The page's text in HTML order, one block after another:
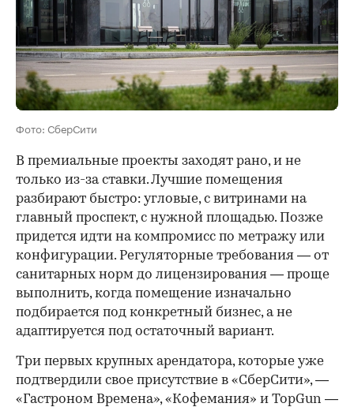
Фото: СберСити
В премиальные проекты заходят рано, и не
только из-за ставки. Лучшие помещения
разбирают быстро: угловые, с витринами на
главный проспект, с нужной площадью. Позже
придется идти на компромисс по метражу или
конфигурации. Регуляторные требования — от
санитарных норм до лицензирования — проще
выполнить, когда помещение изначально
подбирается под конкретный бизнес, а не
адаптируется под остаточный вариант.
Три первых крупных арендатора, которые уже
подтвердили свое присутствие в «СберСити», —
«Гастроном Времена», «Кофемания» и TopGun —